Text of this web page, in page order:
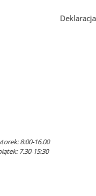
8:00-16.00
7.30-15:30